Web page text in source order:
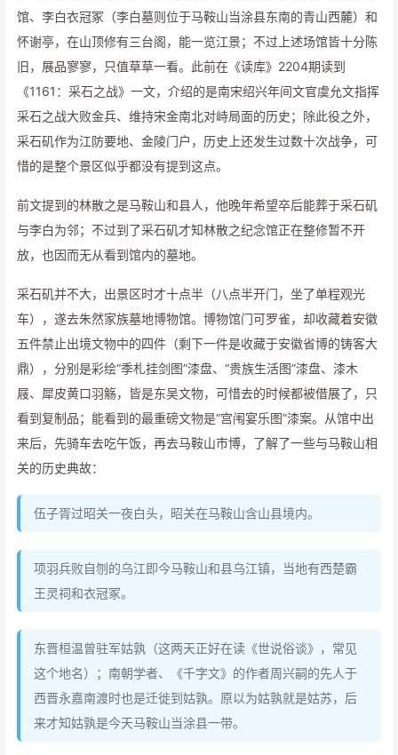
馆、李白衣冠冢（李白墓则位于马鞍山当涂县东南的青山西麓）和
怀谢亭，在山顶修有三台阁，能一览江景；不过上述场馆皆十分陈
旧，展品寥寥，只值草草一看。此前在《读库》2204期读到
《1161：采石之战》一文，介绍的是南宋绍兴年间文官虞允文指挥
采石之战大败金兵、维持宋金南北对峙局面的历史；除此役之外，
采石矶作为江防要地、金陵门户，历史上还发生过数十次战争，可
惜的是整个景区似乎都没有提到这点。
前文提到的林散之是马鞍山和县人，他晚年希望卒后能葬于采石矶
与李白为邻；不过到了采石矶才知林散之纪念馆正在整修暂不开
放，也因而无从看到馆内的墓地。
采石矶并不大，出景区时才十点半（八点半开门，坐了单程观光
车），遂去朱然家族墓地博物馆。博物馆门可罗雀，却收藏着安徽
五件禁止出境文物中的四件（剩下一件是收藏于安徽省博的铸客大
鼎），分别是彩绘“季札挂剑图”漆盘、“贵族生活图”漆盘、漆木
屐、犀皮黄口羽觞，皆是东吴文物，可惜去的时候都被借展了，只
看到复制品；能看到的最重磅文物是“宫闱宴乐图”漆案。从馆中出
来后，先骑车去吃午饭，再去马鞍山市博，了解了一些与马鞍山相
关的历史典故：
伍子胥过昭关一夜白头，昭关在马鞍山含山县境内。
项羽兵败自刎的乌江即今马鞍山和县乌江镇，当地有西楚霸
王灵祠和衣冠冢。
东晋桓温曾驻军姑孰（这两天正好在读《世说俗谈》，常见
这个地名）；南朝学者、《千字文》的作者周兴嗣的先人于
西晋永嘉南渡时也是迁徙到姑孰。原以为姑孰就是姑苏，后
来才知姑孰是今天马鞍山当涂县一带。